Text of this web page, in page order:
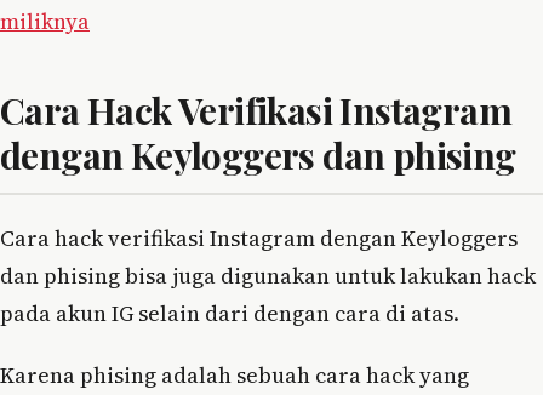
miliknya
Cara Hack Verifikasi Instagram
dengan Keyloggers dan phising
Cara hack verifikasi Instagram dengan Keyloggers
dan phising bisa juga digunakan untuk lakukan hack
pada akun IG selain dari dengan cara di atas.
Karena phising adalah sebuah cara hack yang